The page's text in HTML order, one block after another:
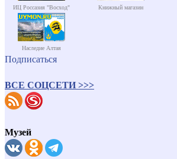
ИЦ Россазия "Восход" Книжный магазин
Наследие Алтая
Подписаться
ВСЕ СОЦСЕТИ >>>
Музей